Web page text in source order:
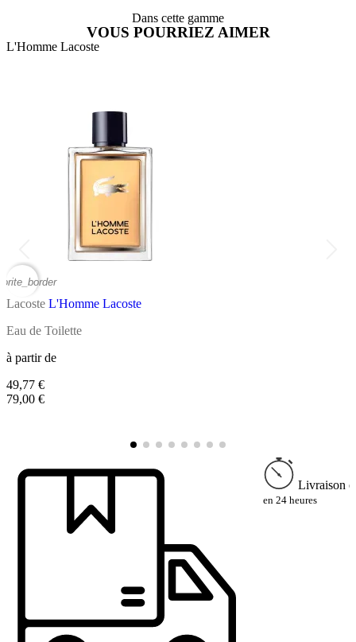
Dans cette gamme
VOUS POURRIEZ AIMER
L'Homme Lacoste
Lacoste L'Homme Lacoste
Eau de Toilette
à partir de
49,77 €
79,00 €
Livraison
en 24 heures